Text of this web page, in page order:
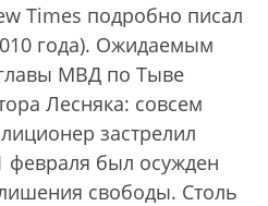
Times подробно писал
года). Ожидаемым
МВД по Тыве
Лесняка: совсем
застрелил
февраля был осужден
свободы. Столь